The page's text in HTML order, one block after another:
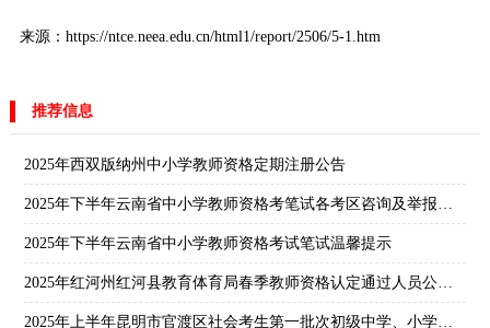
来源：https://ntce.neea.edu.cn/html1/report/2506/5-1.htm
推荐信息
2025年西双版纳州中小学教师资格定期注册公告
2025年下半年云南省中小学教师资格考试笔试温馨提示